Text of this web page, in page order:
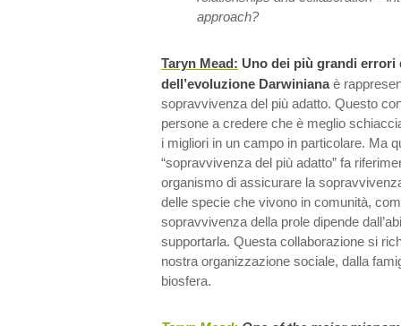
approach?
Taryn Mead: Uno dei più grandi errori
dell’evoluzione Darwinianaè
sopravvivenza del più adatto. Questo
persone a credere che è meglio
i migliori in un campo in particolare. Ma
“sopravvivenza del più adatto” fa
organismo di assicurare la
delle specie che vivono in comunità,
sopravvivenza della prole dipende
supportarla. Questa collaborazione si
nostra organizzazione sociale, dalla
biosfera.